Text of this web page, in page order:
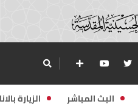
البث المباشر الزيارة